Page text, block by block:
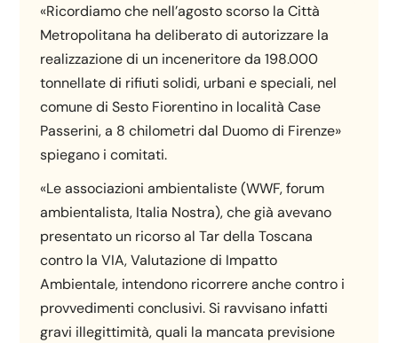
«Ricordiamo che nell’agosto scorso la Città
Metropolitana ha deliberato di autorizzare la
realizzazione di un inceneritore da 198.000
tonnellate di rifiuti solidi, urbani e speciali, nel
comune di Sesto Fiorentino in località Case
Passerini, a 8 chilometri dal Duomo di Firenze»
spiegano i comitati.
«Le associazioni ambientaliste (WWF, forum
ambientalista, Italia Nostra), che già avevano
presentato un ricorso al Tar della Toscana
contro la VIA, Valutazione di Impatto
Ambientale, intendono ricorrere anche contro i
provvedimenti conclusivi. Si ravvisano infatti
gravi illegittimità, quali la mancata previsione